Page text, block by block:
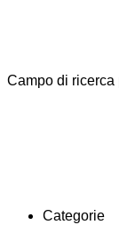
Campo di
Categorie